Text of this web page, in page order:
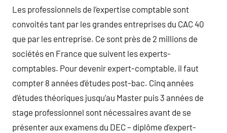
Les professionnels de l’expertise comptable sont
convoités tant par les grandes entreprises du CAC 40
que par les entreprise. Ce sont près de 2 millions de
sociétés en France que suivent les experts-
comptables. Pour devenir expert-comptable, il faut
compter 8 années d’études post-bac. Cinq années
d’études théoriques jusqu’au Master puis 3 années de
stage professionnel sont nécessaires avant de se
présenter aux examens du DEC – diplôme d’expert-